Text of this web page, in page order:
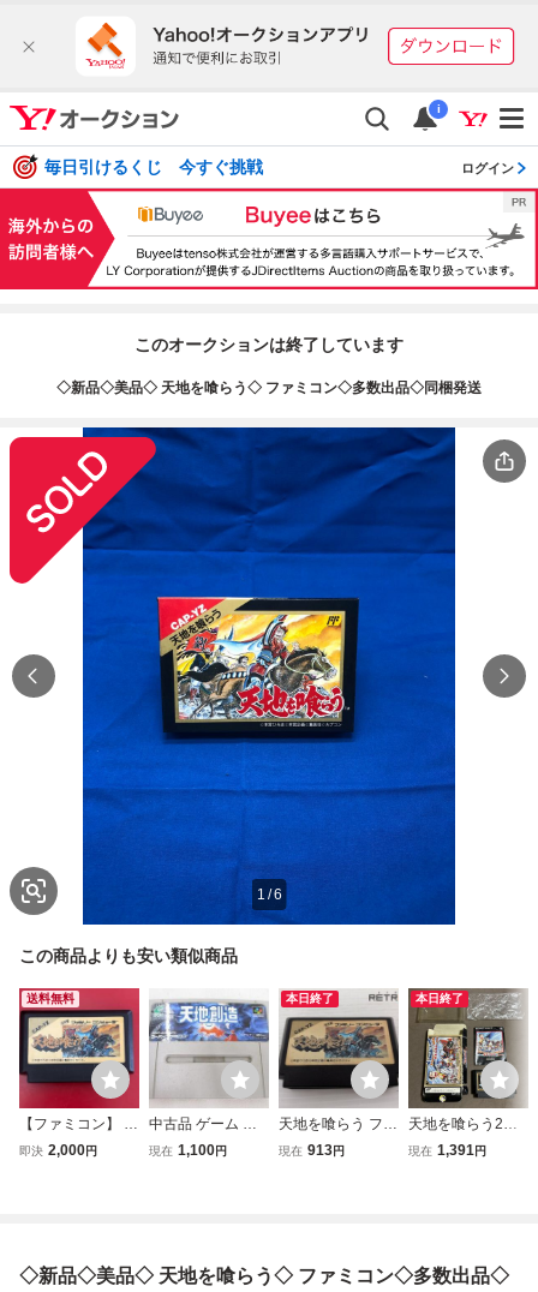
i
毎日引けるくじ 今すぐ挑戦 ログイン
このオークションは終了しています
◇新品◇美品◇ 天地を喰らう◇ ファミコン◇多数出品◇同梱発送
1 /6
この商品よりも安い類似商品
送料無料
【ファミコン】 天
地を喰らう★ソフ
即決 2,000円
中古品 ゲーム ス
ーパーファミコン
現在 1,100円
本日終了
天地を喰らう ファ
ミコン FC
現在 913円
本日終了
天地を喰らう2
箱説付きファミコ
現在 1,391円
◇新品◇美品◇ 天地を喰らう◇ ファミコン◇多数出品◇